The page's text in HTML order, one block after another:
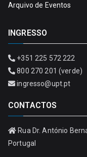
Arquivo de Eventos
INGRESSO
+351 225 572 222
800 270 201 (verde)
ingresso@upt.pt
CONTACTOS
Rua Dr. António
Portugal